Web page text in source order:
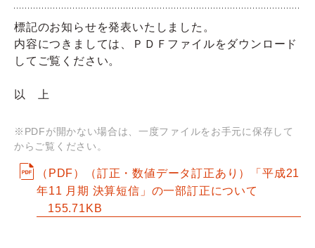
採用情報
企業情報
IR情報
Q&A
標記のお知らせを発表いたしました。
内容につきましては、ＰＤＦファイルをダウンロード
してご覧ください。
以 上
※PDFが開かない場合は、一度ファイルをお手元に保存して
からご覧ください。
（PDF）（訂正・数値データ訂正あり）「平成21
年11 月期 決算短信」の一部訂正について
155.71KB